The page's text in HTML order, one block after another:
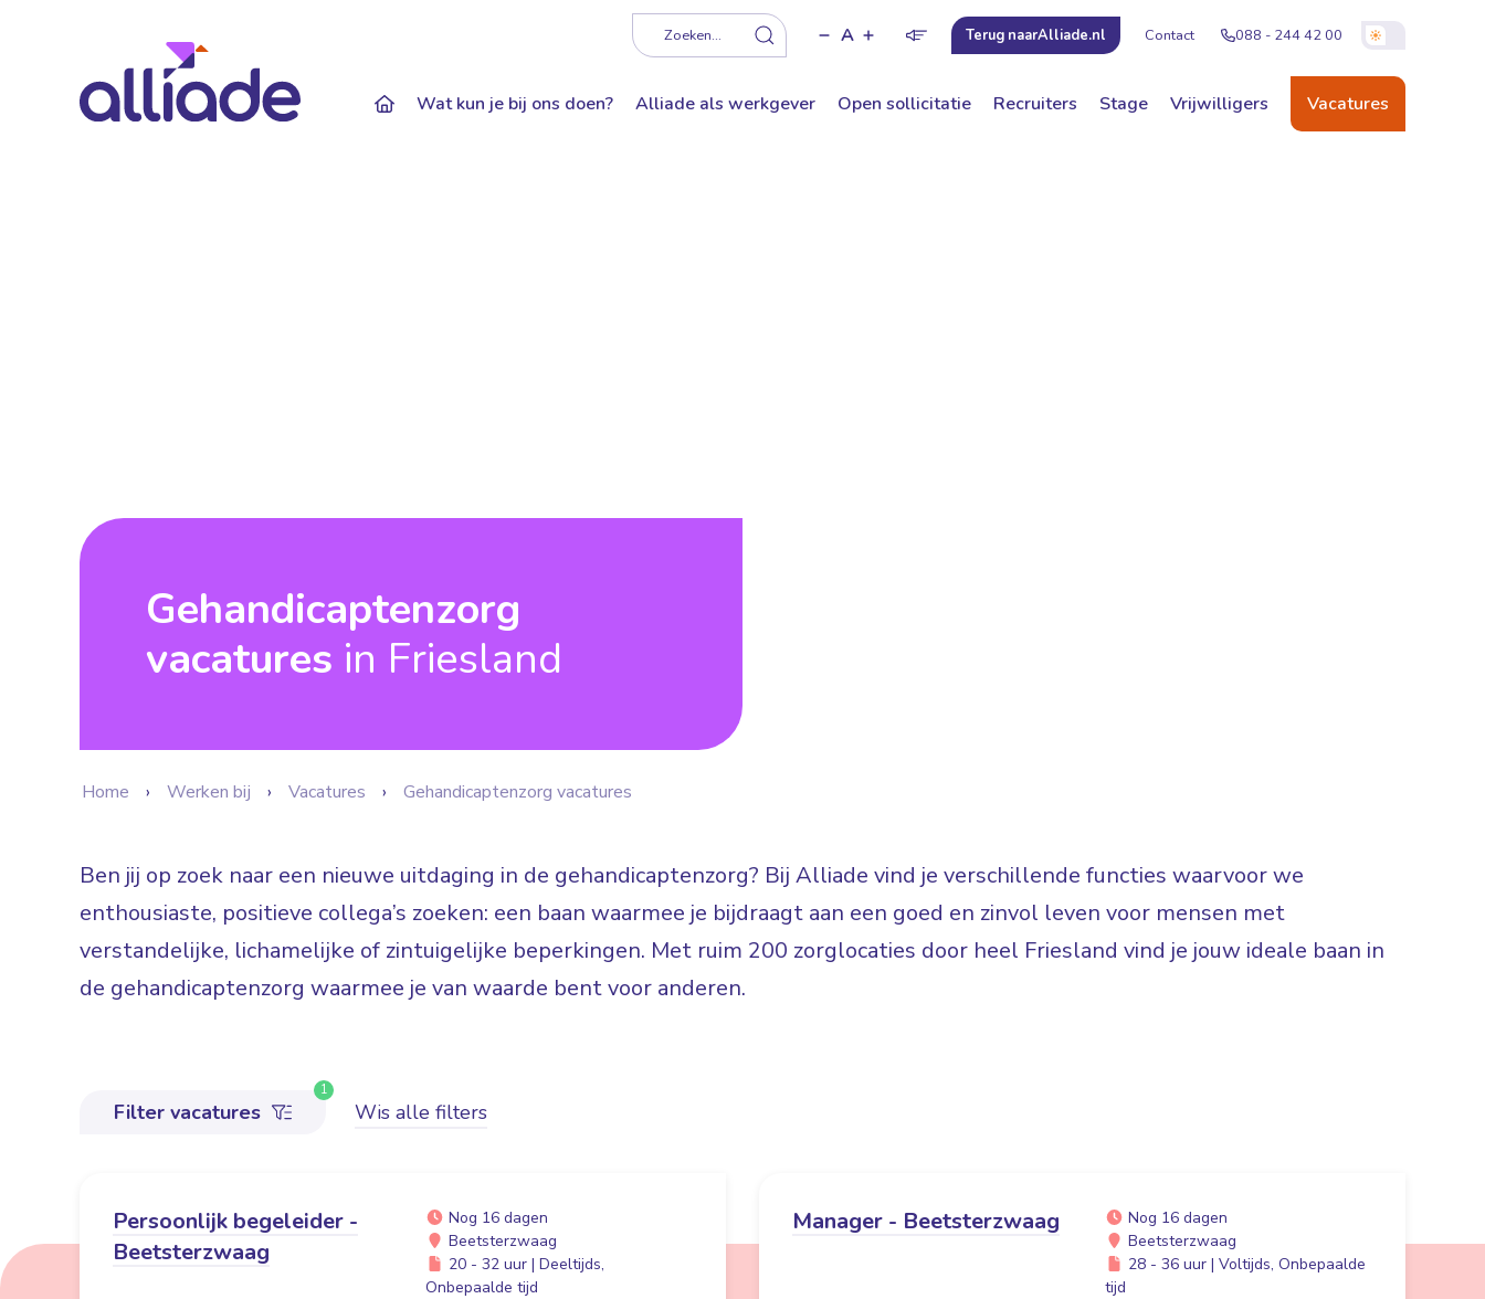
Zoeken... A Terug naarAlliade.nl Contact 088 - 244 42 00
Wat kun je bij ons doen? Alliade als werkgever Open sollicitatie Recruiters Stage Vrijwilligers Vacatures
Gehandicaptenzorg
vacatures in Friesland
Home Werken bij Vacatures Gehandicaptenzorg vacatures
Ben jij op zoek naar een nieuwe uitdaging in de gehandicaptenzorg? Bij Alliade vind je verschillende functies waarvoor we
enthousiaste, positieve collega’s zoeken: een baan waarmee je bijdraagt aan een goed en zinvol leven voor mensen met
verstandelijke, lichamelijke of zintuigelijke beperkingen. Met ruim 200 zorglocaties door heel Friesland vind je jouw ideale baan in
de gehandicaptenzorg waarmee je van waarde bent voor anderen.
Filter vacatures
1
Wis alle filters
Persoonlijk begeleider -
Beetsterzwaag
Nog 16 dagen
Beetsterzwaag
20 - 32 uur | Deeltijds,
Onbepaalde tijd
Manager - Beetsterzwaag
Nog 16 dagen
Beetsterzwaag
28 - 36 uur | Voltijds, Onbepaalde
tijd